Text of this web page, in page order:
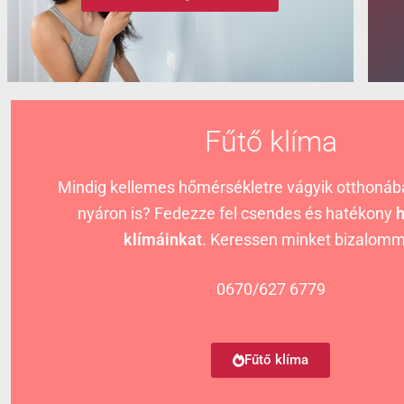
Klíma vásárlás előtt áll?
alkalmas? Segítünk kiválasztani az Ön
Fűtő klíma
Mindig kellemes hőmérsékletre vágyik
nyáron is? Fedezze fel csendes és hatékony
klímáinkat. Keressen minket
0670/627 6779
Fűtő klíma